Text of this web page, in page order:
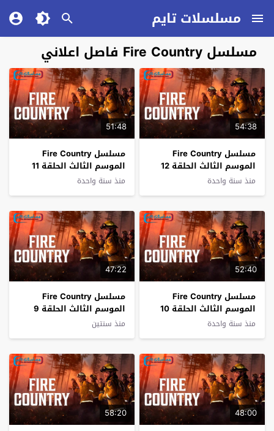
مسلسلات تايم
مسلسل Fire Country فاصل اعلاني
54:38
مسلسل Fire Country
الموسم الثالث الحلقة 12
فاصل اعلاني
منذ سنة واحدة
51:48
مسلسل Fire Country
الموسم الثالث الحلقة 11
فاصل اعلاني
منذ سنة واحدة
52:40
مسلسل Fire Country
الموسم الثالث الحلقة 10
فاصل اعلاني
منذ سنة واحدة
47:22
مسلسل Fire Country
الموسم الثالث الحلقة 9
فاصل اعلاني
منذ سنتين
48:00
58:20